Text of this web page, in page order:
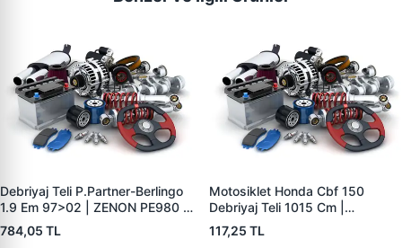
Debriyaj Teli P.Partner-Berlingo
1.9 Em 97>02 | ZENON PE980 |
OEM 2150R2
784,05 TL
Motosiklet Honda Cbf 150
Debriyaj Teli 1015 Cm |
WAGENBURG 154-101-C | OEM
5JJ-26335-00
117,25 TL